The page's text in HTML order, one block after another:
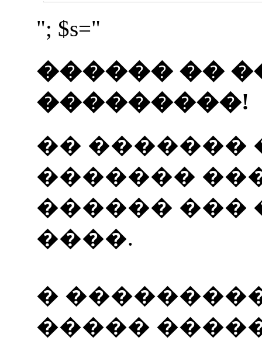
"; $s="
������ ��
���������!
�� �������
�������
������ ���
����.
�
�����